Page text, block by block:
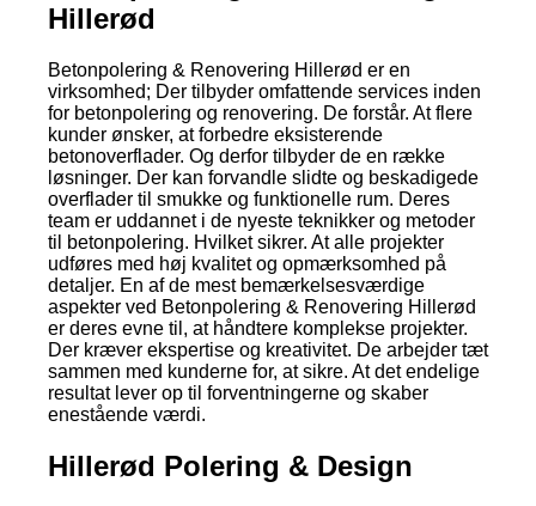
Hillerød
Betonpolering & Renovering Hillerød er en
virksomhed; Der tilbyder omfattende services inden
for betonpolering og renovering. De forstår. At flere
kunder ønsker, at forbedre eksisterende
betonoverflader. Og derfor tilbyder de en række
løsninger. Der kan forvandle slidte og beskadigede
overflader til smukke og funktionelle rum. Deres
team er uddannet i de nyeste teknikker og metoder
til betonpolering. Hvilket sikrer. At alle projekter
udføres med høj kvalitet og opmærksomhed på
detaljer. En af de mest bemærkelsesværdige
aspekter ved Betonpolering & Renovering Hillerød
er deres evne til, at håndtere komplekse projekter.
Der kræver ekspertise og kreativitet. De arbejder tæt
sammen med kunderne for, at sikre. At det endelige
resultat lever op til forventningerne og skaber
enestående værdi.
Hillerød Polering & Design